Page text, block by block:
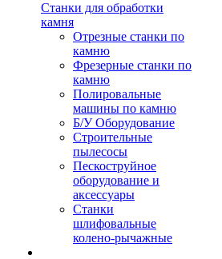
Станки для обработки
камня
Отрезные станки по
камню
Фрезерные станки по
камню
Полировальные
машины по камню
Б/У Оборудование
Строительные
пылесосы
Пескоструйное
оборудование и
аксессуары
Станки
шлифовальные
колено-рычажные